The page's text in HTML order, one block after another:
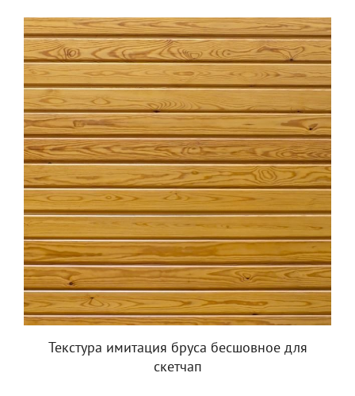
Текстура имитация бруса бесшовное для
скетчап